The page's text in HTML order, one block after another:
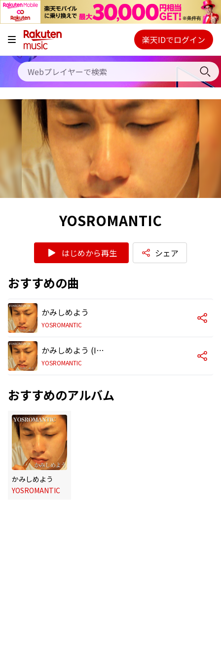
キャンペーン
料金プラン
使い方
初回30日間無料お試し
Webプレイヤー
ご契約内容の確認・変更
楽天IDでログイン
YOSROMANTIC
はじめから再生 シェア
おすすめの曲
かみしめよう
YOSROMANTIC
かみしめよう (Instrumental)
YOSROMANTIC
おすすめのアルバム
かみしめよう
YOSROMANTIC